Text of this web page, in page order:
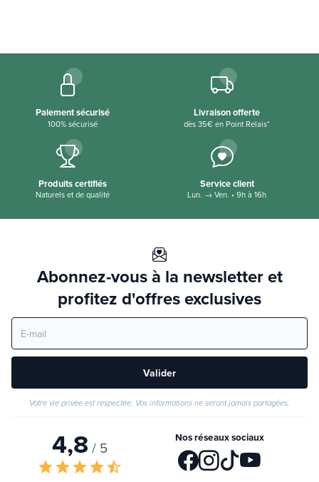
100% sécurisé dès 35€ en Point Relais*
Naturels et de qualité Lun. → Ven. • 9h à 16h
Abonnez-vous à la newsletter et
profitez d'offres exclusives
4,8/ 5
Nos réseaux sociaux